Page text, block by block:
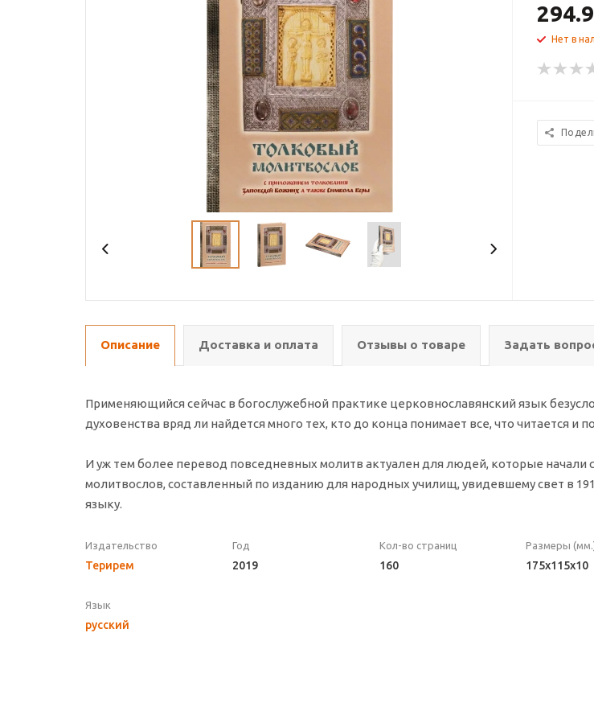
Нет в
Описание Доставка и оплата Отзывы о товаре Задать
Применяющийся сейчас в богослужебной практике церковнославянский язык
духовенства вряд ли найдется много тех, кто до конца понимает все, что читается и
И уж тем более перевод повседневных молитв актуален для людей, которые
молитвослов, составленный по изданию для народных училищ, увидевшему свет в
языку.
Издательство
Терирем
Год
2019
Кол-во страниц
160
Размеры
175х115х10
Язык
русский